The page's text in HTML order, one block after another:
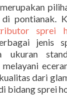
pontianak.
sprei
jenis
ukuran
dari
bidang sprei